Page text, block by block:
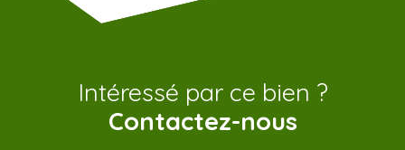
Intéressé par ce bien ?
Contactez-nous